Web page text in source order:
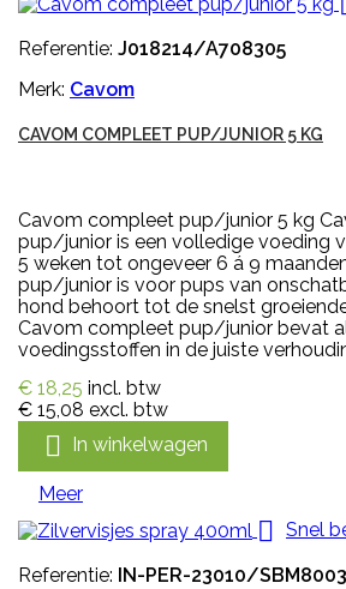
Referentie: J018214/A708305
Merk: Cavom
CAVOM COMPLEET PUP/JUNIOR 5 KG
Cavom compleet pup/junior 5 kg
pup/junior is een volledige voeding
5 weken tot ongeveer 6 á 9
pup/junior is voor pups van
hond behoort tot de snelst
Cavom compleet pup/junior bevat
voedingsstoffen in de juiste
€ 18,25 incl. btw
€ 15,08 excl. btw
 In winkelwagen
Meer

Snel
Referentie: IN-PER-23010/